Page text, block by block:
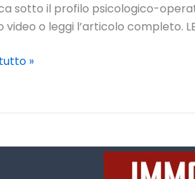
sotto il profilo psicologico-
o leggi l’articolo completo.
»